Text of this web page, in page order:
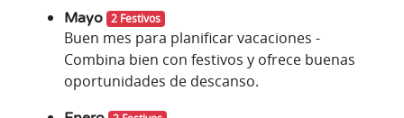
Mayo 2 Festivos
Buen mes para planificar vacaciones -
Combina bien con festivos y ofrece buenas
oportunidades de descanso.